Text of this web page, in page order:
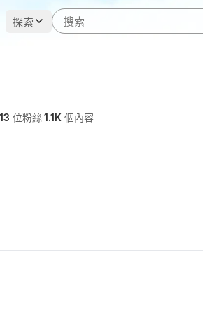
探索
13 位粉絲·1.1K 個內容